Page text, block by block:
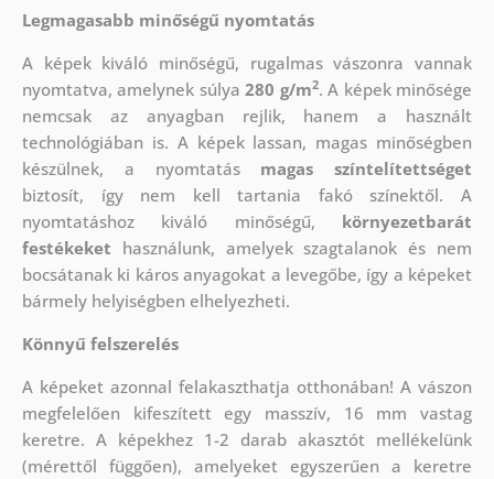
Legmagasabb minőségű nyomtatás
A képek kiváló minőségű, rugalmas vászonra vannak
nyomtatva, amelynek súlya280 g/m2. A képek minősége
nemcsak az anyagban rejlik, hanem a használt
technológiában is. A képek lassan, magas minőségben
készülnek, a nyomtatás magas színtelítettséget
biztosít, így nem kell tartania fakó színektől. A
nyomtatáshoz kiváló minőségű, környezetbarát
festékeket használunk, amelyek szagtalanok és nem
bocsátanak ki káros anyagokat a levegőbe, így a képeket
bármely helyiségben elhelyezheti.
Könnyű felszerelés
A képeket azonnal felakaszthatja otthonában! A vászon
megfelelően kifeszített egy masszív, 16 mm vastag
keretre. A képekhez 1-2 darab akasztót mellékelünk
(mérettől függően), amelyeket egyszerűen a keretre